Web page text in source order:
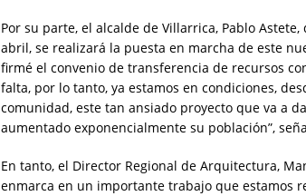
Por su parte, el alcalde de Villarrica, Pablo
abril, se realizará la puesta en marcha de este
firmé el convenio de transferencia de recursos
falta, por lo tanto, ya estamos en condiciones,
comunidad, este tan ansiado proyecto que va a
aumentado exponencialmente su población”,
En tanto, el Director Regional de Arquitectura,
enmarca en un importante trabajo que estamos